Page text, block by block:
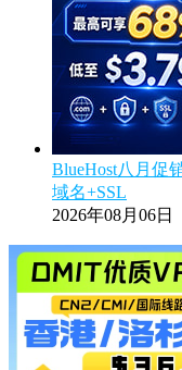
BlueHost八月促
域名+SSL
2026年08月06日